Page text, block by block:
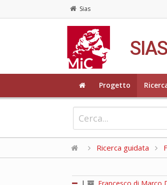
Sias
SIAS
Progetto
Ricerca guidata